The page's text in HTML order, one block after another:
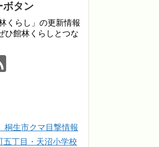
ボタン
くらし」の更新情報
ひ館林くらしとつな
桐生市クマ目撃情報
五丁目・天沼小学校